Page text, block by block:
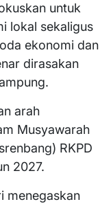
untuk
lokal sekaligus
ekonomi dan
dirasakan
arah
Musyawarah
RKPD
2027.
menegaskan